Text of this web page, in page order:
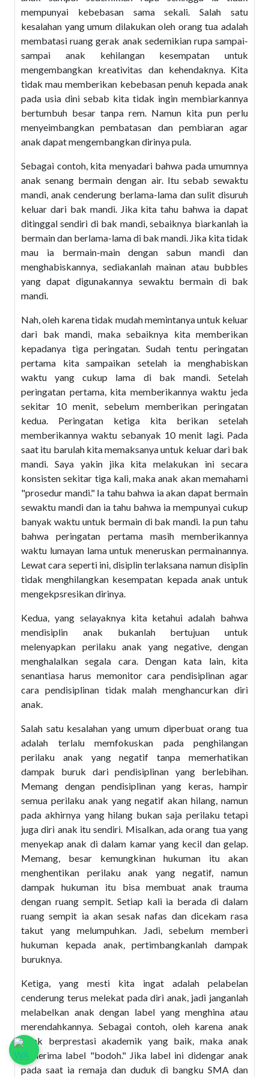
mempunyai kebebasan sama sekali. Salah satu
kesalahan yang umum dilakukan oleh orang tua adalah
membatasi ruang gerak anak sedemikian rupa sampai-
sampai anak kehilangan kesempatan untuk
mengembangkan kreativitas dan kehendaknya. Kita
tidak mau memberikan kebebasan penuh kepada anak
pada usia dini sebab kita tidak ingin membiarkannya
bertumbuh besar tanpa rem. Namun kita pun perlu
menyeimbangkan pembatasan dan pembiaran agar
anak dapat mengembangkan dirinya pula.
Sebagai contoh, kita menyadari bahwa pada umumnya
anak senang bermain dengan air. Itu sebab sewaktu
mandi, anak cenderung berlama-lama dan sulit disuruh
keluar dari bak mandi. Jika kita tahu bahwa ia dapat
ditinggal sendiri di bak mandi, sebaiknya biarkanlah ia
bermain dan berlama-lama di bak mandi. Jika kita tidak
mau ia bermain-main dengan sabun mandi dan
menghabiskannya, sediakanlah mainan atau bubbles
yang dapat digunakannya sewaktu bermain di bak
mandi.
Nah, oleh karena tidak mudah memintanya untuk keluar
dari bak mandi, maka sebaiknya kita memberikan
kepadanya tiga peringatan. Sudah tentu peringatan
pertama kita sampaikan setelah ia menghabiskan
waktu yang cukup lama di bak mandi. Setelah
peringatan pertama, kita memberikannya waktu jeda
sekitar 10 menit, sebelum memberikan peringatan
kedua. Peringatan ketiga kita berikan setelah
memberikannya waktu sebanyak 10 menit lagi. Pada
saat itu barulah kita memaksanya untuk keluar dari bak
mandi. Saya yakin jika kita melakukan ini secara
konsisten sekitar tiga kali, maka anak akan memahami
"prosedur mandi." Ia tahu bahwa ia akan dapat bermain
sewaktu mandi dan ia tahu bahwa ia mempunyai cukup
banyak waktu untuk bermain di bak mandi. Ia pun tahu
bahwa peringatan pertama masih memberikannya
waktu lumayan lama untuk meneruskan permainannya.
Lewat cara seperti ini, disiplin terlaksana namun disiplin
tidak menghilangkan kesempatan kepada anak untuk
mengekpsresikan dirinya.
Kedua, yang selayaknya kita ketahui adalah bahwa
mendisiplin anak bukanlah bertujuan untuk
melenyapkan perilaku anak yang negative, dengan
menghalalkan segala cara. Dengan kata lain, kita
senantiasa harus memonitor cara pendisiplinan agar
cara pendisiplinan tidak malah menghancurkan diri
anak.
Salah satu kesalahan yang umum diperbuat orang tua
adalah terlalu memfokuskan pada penghilangan
perilaku anak yang negatif tanpa memerhatikan
dampak buruk dari pendisiplinan yang berlebihan.
Memang dengan pendisiplinan yang keras, hampir
semua perilaku anak yang negatif akan hilang, namun
pada akhirnya yang hilang bukan saja perilaku tetapi
juga diri anak itu sendiri. Misalkan, ada orang tua yang
menyekap anak di dalam kamar yang kecil dan gelap.
Memang, besar kemungkinan hukuman itu akan
menghentikan perilaku anak yang negatif, namun
dampak hukuman itu bisa membuat anak trauma
dengan ruang sempit. Setiap kali ia berada di dalam
ruang sempit ia akan sesak nafas dan dicekam rasa
takut yang melumpuhkan. Jadi, sebelum memberi
hukuman kepada anak, pertimbangkanlah dampak
buruknya.
Ketiga, yang mesti kita ingat adalah pelabelan
cenderung terus melekat pada diri anak, jadi janganlah
melabelkan anak dengan label yang menghina atau
merendahkannya. Sebagai contoh, oleh karena anak
tidak berprestasi akademik yang baik, maka anak
menerima label "bodoh." Jika label ini didengar anak
pada saat ia remaja dan duduk di bangku SMA dan